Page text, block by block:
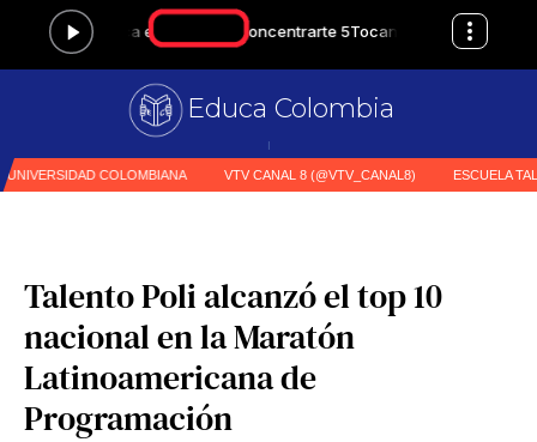
Educa Colombia
Primer medio especi
Talento Poli alcanzó el top 10
nacional en la Maratón
Latinoamericana de
Programación